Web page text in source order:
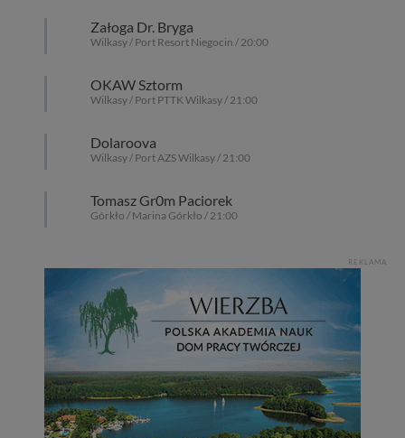
Załoga Dr. Bryga
Wilkasy / Port Resort Niegocin / 20:00
OKAW Sztorm
Wilkasy / Port PTTK Wilkasy / 21:00
Dolaroova
Wilkasy / Port AZS Wilkasy / 21:00
Tomasz Gr0m Paciorek
Górkło / Marina Górkło / 21:00
REKLAMA